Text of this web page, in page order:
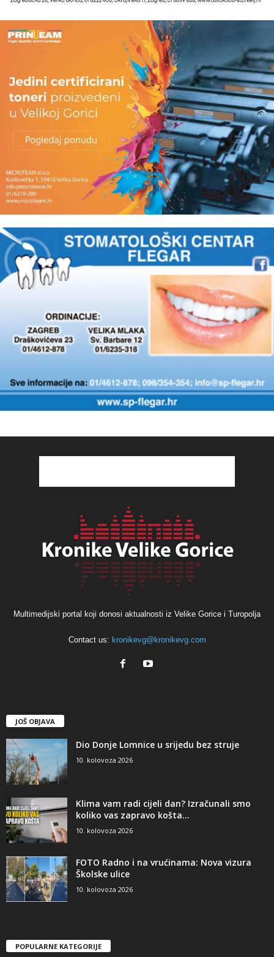
Multimedijski portal koji donosi aktualnosti iz Velike Gorice i Turopolja
Contact us: kronikevg@kronikevg.com
JOŠ OBJAVA
Dio Donje Lomnice u srijedu bez struje
10. kolovoza 2026
Klima vam radi cijeli dan? Izračunali smo
koliko vas zapravo košta...
10. kolovoza 2026
FOTO Radno i na vrućinama: Nova vizura
Školske ulice
10. kolovoza 2026
POPULARNE KATEGORIJE